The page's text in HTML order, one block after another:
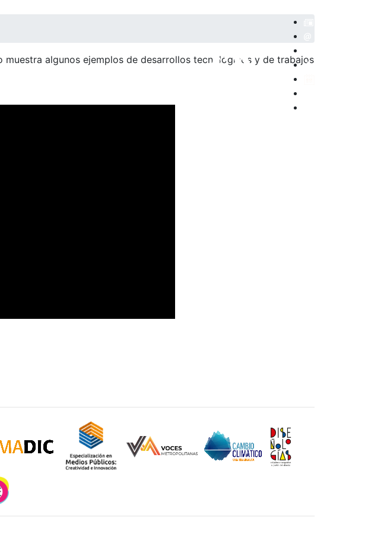
REPOSITORIO
algunos ejemplos de desarrollos tecnológicos y de trabajos